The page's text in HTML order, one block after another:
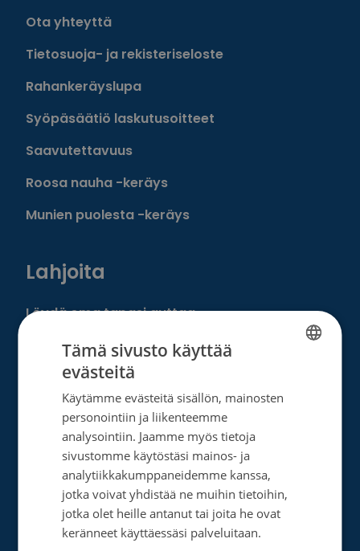
Ota yhteyttä
Tietosuoja- ja rekisteriseloste
Rahankeräyslupa
Syöpäsäätiö laskutusoitteet
Saavutettavuus
Roosa nauha -keräys
Munien puolesta -keräys
Lahjoita
Löydä oma tapasi auttaa
Liity kuukausilahjoittajaksi
Tee kertalahjoitus
Tee muistolahja
Perusta merkkipäiväkeräys
Perusta muistokeräys
Perusta oma keräyksesi
Perusta päivätyökeräys
SWEDISH
Tämä sivusto käyttää
evästeitä
Käytämme evästeitä sisällön, mainosten
personointiin ja liikenteemme
analysointiin. Jaamme myös tietoja
sivustomme käytöstäsi mainos- ja
analytiikkakumppaneidemme kanssa,
jotka voivat yhdistää ne muihin tietoihin,
jotka olet heille antanut tai joita he ovat
keränneet käyttäessäsi palveluitaan.